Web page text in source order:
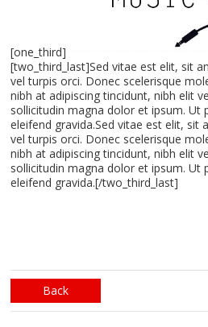
[one_third]
[two_third_last]Sed vitae est elit, sit
vel turpis orci. Donec scelerisque
nibh at adipiscing tincidunt, nibh elit
sollicitudin magna dolor et ipsum. Ut
eleifend gravida.Sed vitae est elit, sit
vel turpis orci. Donec scelerisque
nibh at adipiscing tincidunt, nibh elit
sollicitudin magna dolor et ipsum. Ut
eleifend gravida.[/two_third_last]
Back